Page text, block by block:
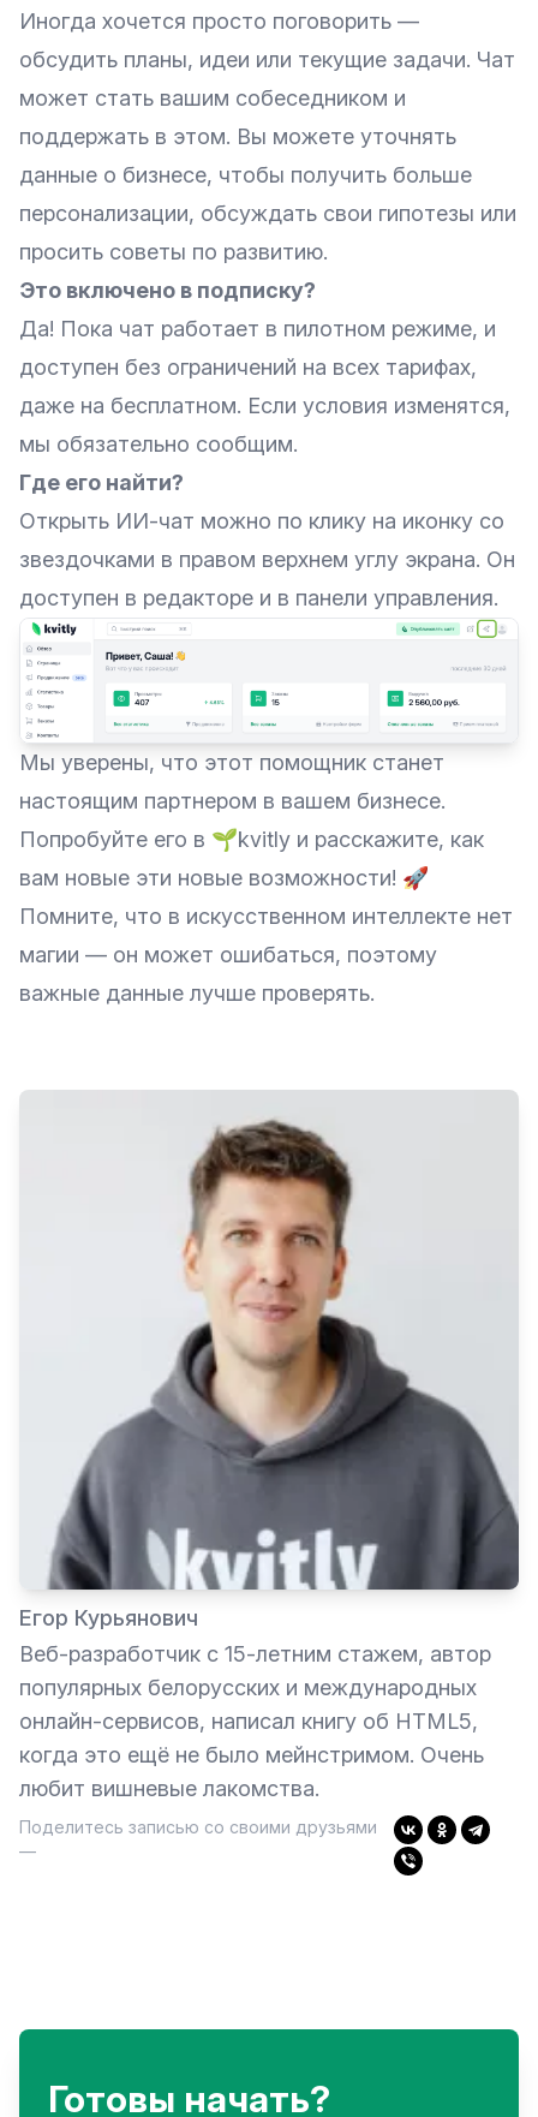
Иногда хочется просто поговорить —
обсудить планы, идеи или текущие задачи. Чат
может стать вашим собеседником и
поддержать в этом. Вы можете уточнять
данные о бизнесе, чтобы получить больше
персонализации, обсуждать свои гипотезы или
просить советы по развитию.
Это включено в подписку?
Да! Пока чат работает в пилотном режиме, и
доступен без ограничений на всех тарифах,
даже на бесплатном. Если условия изменятся,
мы обязательно сообщим.
Где его найти?
Открыть ИИ-чат можно по клику на иконку со
звездочками в правом верхнем углу экрана. Он
доступен в редакторе и в панели управления.
Мы уверены, что этот помощник станет
настоящим партнером в вашем бизнесе.
Попробуйте его в 🌱kvitly и расскажите, как
вам новые эти новые возможности! 🚀
Помните, что в искусственном интеллекте нет
магии — он может ошибаться, поэтому
важные данные лучше проверять.
Егор Курьянович
Веб-разработчик с 15-летним стажем, автор
популярных белорусских и международных
онлайн-сервисов, написал книгу об HTML5,
когда это ещё не было мейнстримом. Очень
любит вишневые лакомства.
Поделитесь записью со своими друзьями
—
Готовы начать?